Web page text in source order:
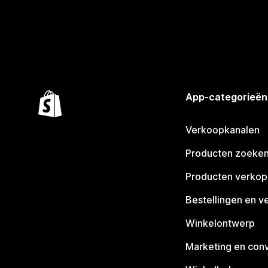
App-categorieën
Verkoopkanalen
Producten zoeken
Producten
Bestellingen en
Winkelontwerp
Marketing en